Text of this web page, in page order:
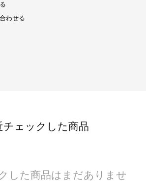
わせる
チェックした商品
した商品はまだありませ